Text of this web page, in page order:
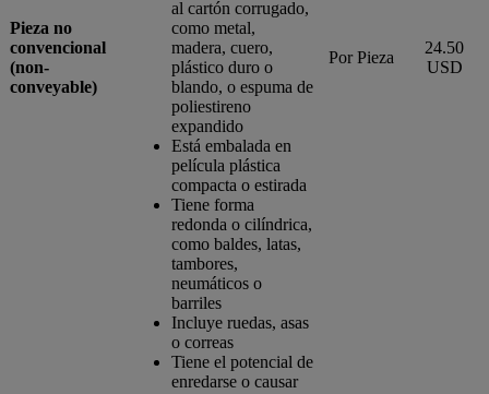
Pieza no
convencional
(non-
conveyable)
al cartón corrugado,
como metal,
madera, cuero,
plástico duro o
blando, o espuma de
poliestireno
expandido
Está embalada en
película plástica
compacta o estirada
Tiene forma
redonda o cilíndrica,
como baldes, latas,
tambores,
neumáticos o
barriles
Incluye ruedas, asas
o correas
Tiene el potencial de
enredarse o causar
Por Pieza
24.50
USD